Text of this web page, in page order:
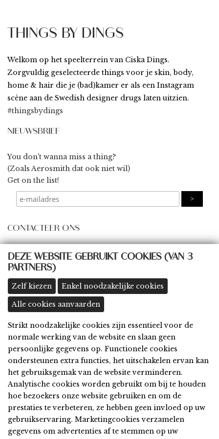
DEZE WEBSITE GEBRUIKT COOKIES (VAN 3
PARTNERS)
Zelf kiezen Enkel noodzakelijke cookies
Alle cookies aanvaarden
Strikt noodzakelijke cookies zijn essentieel voor de
normale werking van de website en slaan geen
persoonlijke gegevens op. Functionele cookies
ondersteunen extra functies, het uitschakelen ervan kan
het gebruiksgemak van de website verminderen.
Analytische cookies worden gebruikt om bij te houden
hoe bezoekers onze website gebruiken en om de
prestaties te verbeteren, ze hebben geen invloed op uw
gebruikservaring. Marketingcookies verzamelen
gegevens om advertenties af te stemmen op uw
THINGS BY DINGS
Welkom op het speelterrein van Ciska Dings.
Zorgvuldig geselecteerde things voor je skin, body,
home & hair die je (bad)kamer er als een Instagram
scène aan de Swedish designer drugs laten uitzien.
#thingsbydings
NIEUWSBRIEF
You don't wanna miss a thing?
(Zoals Aerosmith dat ook niet wil)
Get on the list!
CONTACTEER ONS
some@thingsbydings.com
@thingsbydings
shop: Klein Boom 8A, 2580 Putte(meer details >>)
Home
Shop
Privacy
Algemene Voorwaarden
Disclaimer
Cookies
Contact
© 2026 things by Dings